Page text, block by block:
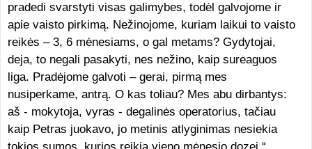
pradedi svarstyti visas galimybes, todėl galvojome ir
apie vaisto pirkimą. Nežinojome, kuriam laikui to vaisto
reikės – 3, 6 mėnesiams, o gal metams? Gydytojai,
deja, to negali pasakyti, nes nežino, kaip sureaguos
liga. Pradėjome galvoti – gerai, pirmą mes
nusiperkame, antrą. O kas toliau? Mes abu dirbantys:
aš - mokytoja, vyras - degalinės operatorius, tačiau
kaip Petras juokavo, jo metinis atlyginimas nesiekia